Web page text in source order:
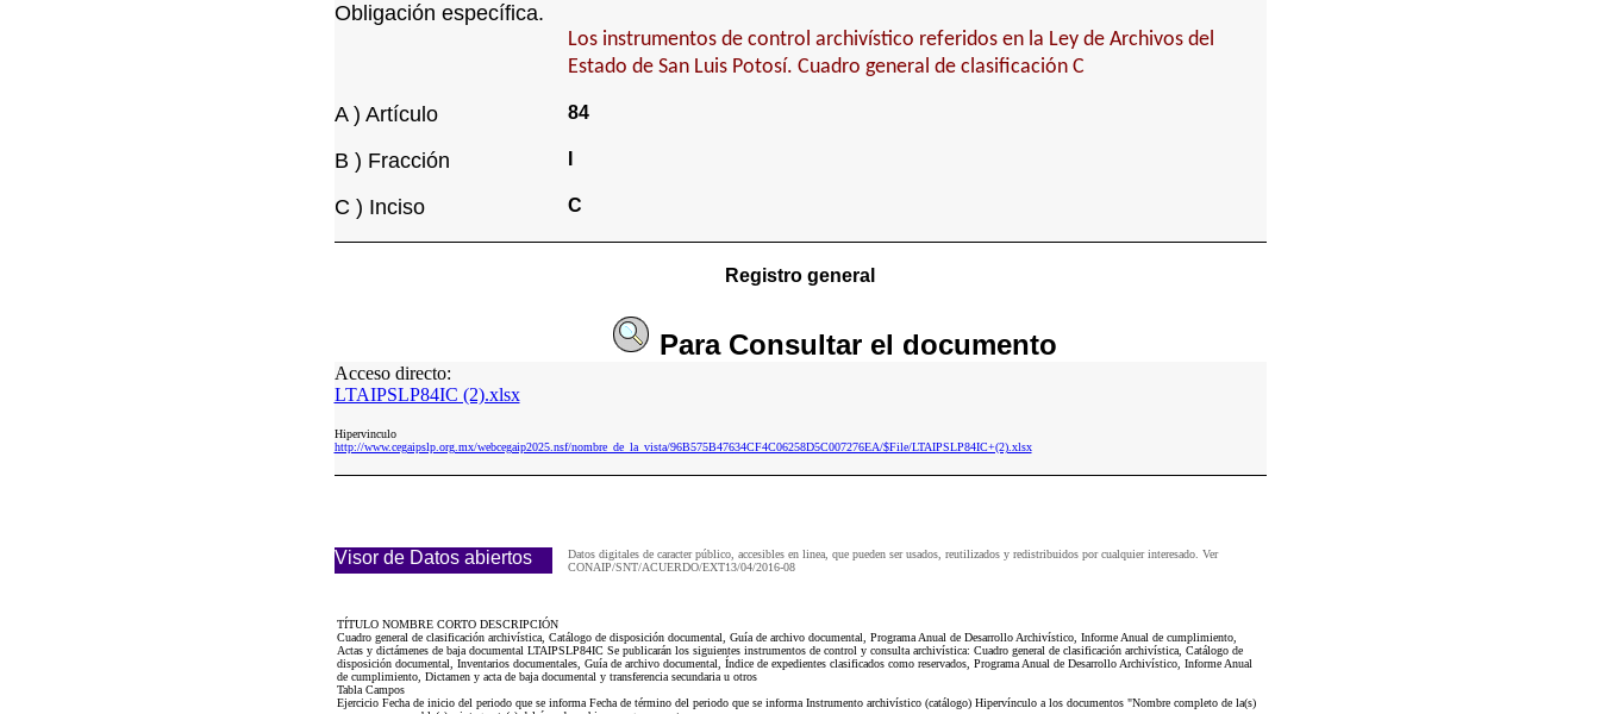
Obligación específica.
Los instrumentos de control archivístico referidos en la Ley de Archivos del
Estado de San Luis Potosí. Cuadro general de clasificación C
A ) Artículo 84
B ) Fracción
C ) Inciso C
Registro general
Para Consultarel documento
Acceso directo:
LTAIPSLP84IC (2).xlsx
Hipervinculo
http://www.cegaipslp.org.mx/webcegaip2025.nsf/nombre_de_la_vista/96B575B47634CF4C06258D5C007276EA/$File/LTAIPSLP84IC+(2).xlsx
Visor de Datos abiertos
Datos digitales de caracter público, accesibles en linea, que pueden ser usados, reutilizados y redistribuidos por cualquier interesado. Ver
CONAIP/SNT/ACUERDO/EXT13/04/2016-08
TÍTULO NOMBRE CORTO DESCRIPCIÓN
Cuadro general de clasificación archivística, Catálogo de disposición documental, Guía de archivo documental, Programa Anual de Desarrollo Archivístico, Informe Anual de cumplimiento,
Actas y dictámenes de baja documental LTAIPSLP84IC Se publicarán los siguientes instrumentos de control y consulta archivística: Cuadro general de clasificación archivística, Catálogo de
disposición documental, Inventarios documentales, Guía de archivo documental, Índice de expedientes clasificados como reservados, Programa Anual de Desarrollo Archivístico, Informe Anual
de cumplimiento, Dictamen y acta de baja documental y transferencia secundaria u otros
Tabla Campos
Ejercicio Fecha de inicio del periodo que se informa Fecha de término del periodo que se informa Instrumento archivístico (catálogo) Hipervínculo a los documentos "Nombre completo de la(s)